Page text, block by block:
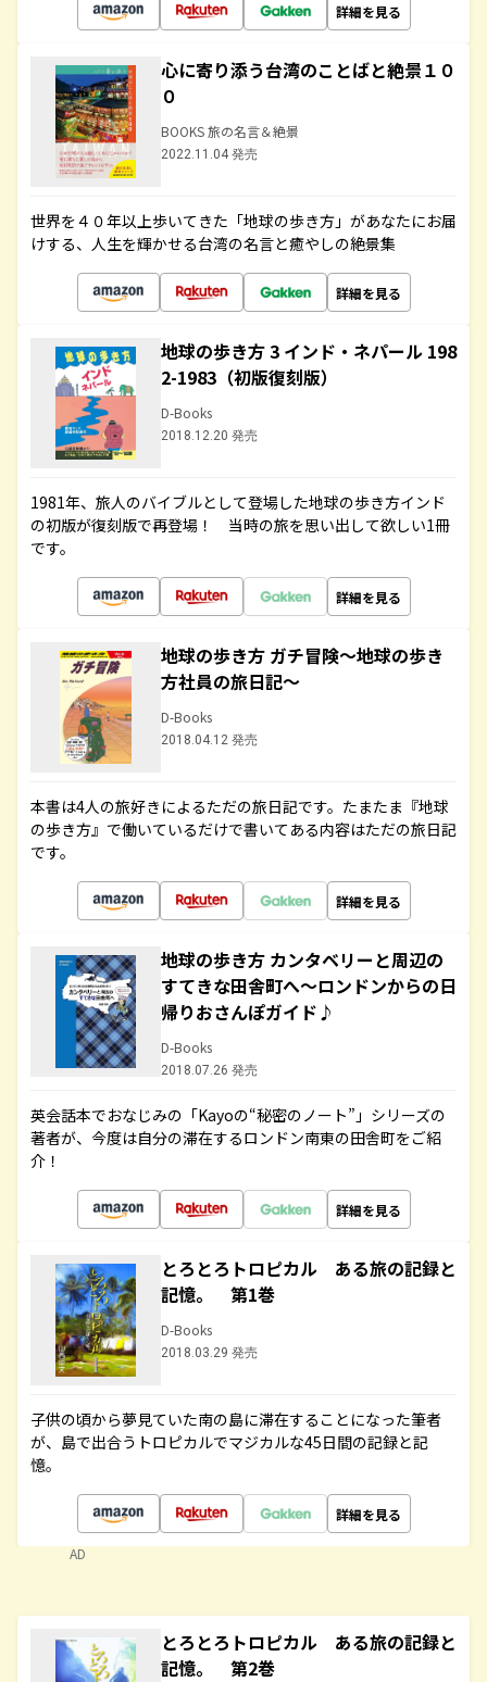
詳細を見る
心に寄り添う台湾のことばと絶景１０
０
BOOKS 旅の名言＆絶景
2022.11.04 発売
世界を４０年以上歩いてきた「地球の歩き方」があなたにお届
けする、人生を輝かせる台湾の名言と癒やしの絶景集
詳細を見る
地球の歩き方 3 インド・ネパール 198
2-1983（初版復刻版）
D-Books
2018.12.20 発売
1981年、旅人のバイブルとして登場した地球の歩き方インド
の初版が復刻版で再登場！ 当時の旅を思い出して欲しい1冊
です。
詳細を見る
地球の歩き方 ガチ冒険～地球の歩き
方社員の旅日記～
D-Books
2018.04.12 発売
本書は4人の旅好きによるただの旅日記です。たまたま『地球
の歩き方』で働いているだけで書いてある内容はただの旅日記
です。
詳細を見る
地球の歩き方 カンタベリーと周辺の
すてきな田舎町へ～ロンドンからの日
帰りおさんぽガイド♪
D-Books
2018.07.26 発売
英会話本でおなじみの「Kayoの“秘密のノート”」シリーズの
著者が、今度は自分の滞在するロンドン南東の田舎町をご紹
介！
詳細を見る
とろとろトロピカル ある旅の記録と
記憶。 第1巻
D-Books
2018.03.29 発売
子供の頃から夢見ていた南の島に滞在することになった筆者
が、島で出合うトロピカルでマジカルな45日間の記録と記
憶。
詳細を見る
AD
とろとろトロピカル ある旅の記録と
記憶。 第2巻